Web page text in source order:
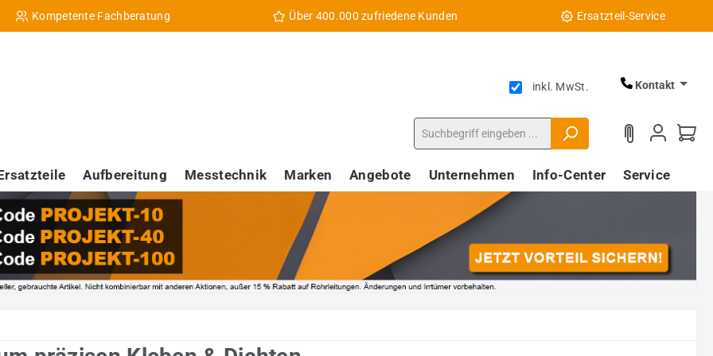
Kompetente Fachberatung Über 400.000 zufriedene Kunden Ersatzteil-Service
inkl. MwSt. Kontakt
Aufbereitung Messtechnik Marken Angebote Unternehmen Info-Center Service